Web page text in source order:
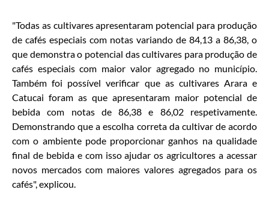
"Todas as cultivares apresentaram potencial para produção
de cafés especiais com notas variando de 84,13 a 86,38, o
que demonstra o potencial das cultivares para produção de
cafés especiais com maior valor agregado no município.
Também foi possível verificar que as cultivares Arara e
Catucai foram as que apresentaram maior potencial de
bebida com notas de 86,38 e 86,02 respetivamente.
Demonstrando que a escolha correta da cultivar de acordo
com o ambiente pode proporcionar ganhos na qualidade
final de bebida e com isso ajudar os agricultores a acessar
novos mercados com maiores valores agregados para os
cafés", explicou.